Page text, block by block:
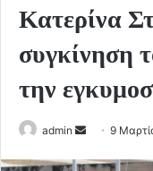
Κατερίνα
συγκίνηση
την
admin
Send9